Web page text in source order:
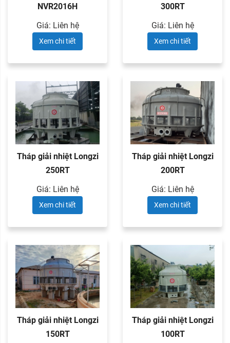
NVR2016H
Giá: Liên hệ
Xem chi tiết
300RT
Giá: Liên hệ
Xem chi tiết
Tháp giải nhiệt Longzi
250RT
Giá: Liên hệ
Xem chi tiết
Tháp giải nhiệt Longzi
200RT
Giá: Liên hệ
Xem chi tiết
Tháp giải nhiệt Longzi
150RT
Tháp giải nhiệt Longzi
100RT